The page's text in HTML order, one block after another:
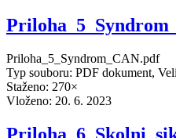
Priloha_5_Syndrom_CAN.pdf
Typ souboru: PDF dokument,
Staženo: 270×
Vloženo: 20. 6. 2023